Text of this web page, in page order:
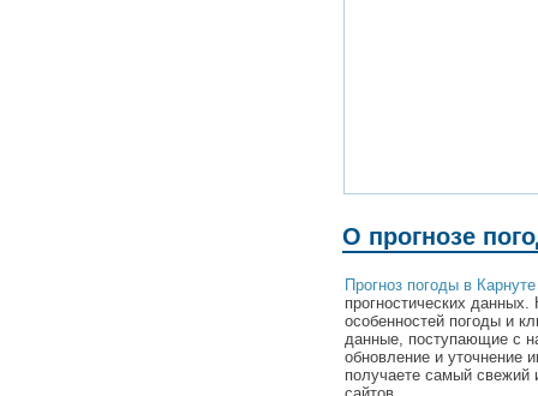
О прогнозе
Прогноз погоды в Карнуте
прогностических
особенностей погоды и
данные, поступающие с
обновление и уточнение
получаете самый свежий